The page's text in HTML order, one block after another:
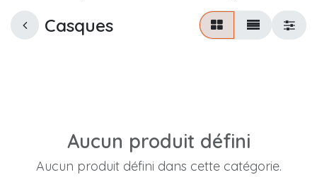
Casques
Aucun produit défini
Aucun produit défini dans cette catégorie.